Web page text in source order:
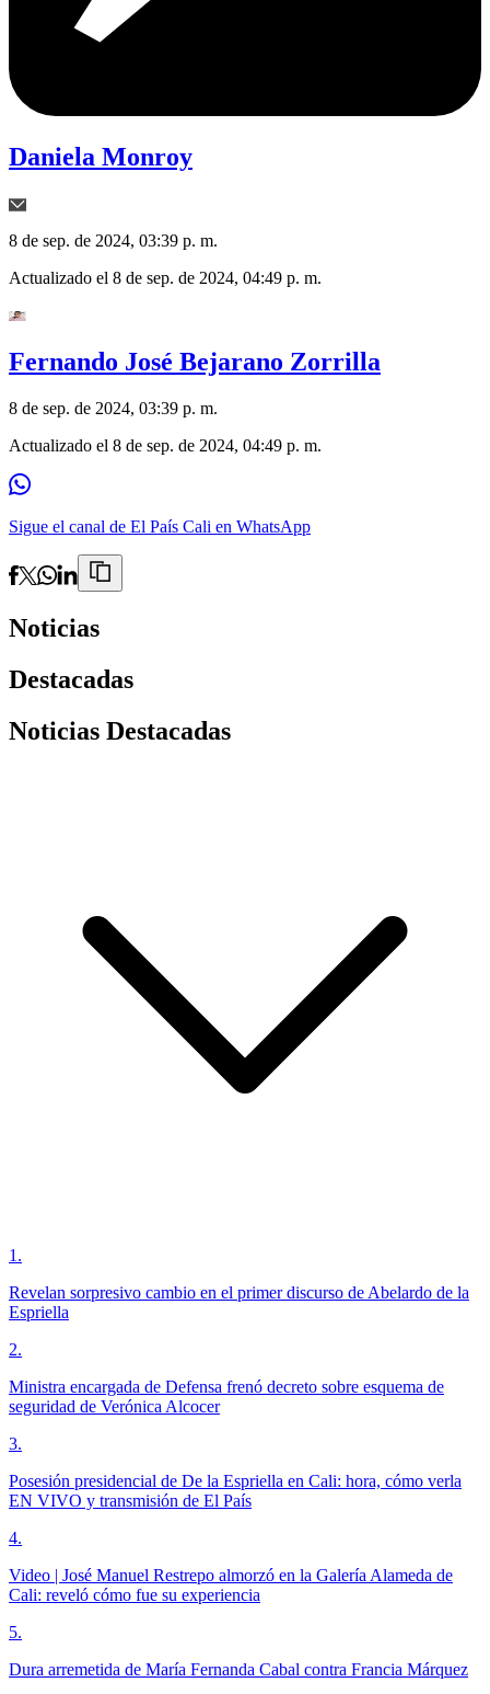
Daniela Monroy
8 de sep. de 2024, 03:39 p. m.
Actualizado el 8 de sep. de 2024, 04:49 p. m.
Fernando José Bejarano Zorrilla
8 de sep. de 2024, 03:39 p. m.
Actualizado el 8 de sep. de 2024, 04:49 p. m.
Sigue el canal de El País Cali en WhatsApp
Noticias
Destacadas
Noticias Destacadas
1 .
Revelan sorpresivo cambio en el primer discurso de Abelardo de la
Espriella
2.
Ministra encargada de Defensa frenó decreto sobre esquema de
seguridad de Verónica Alcocer
3.
Posesión presidencial de De la Espriella en Cali: hora, cómo verla
EN VIVO y transmisión de El País
4.
Video | José Manuel Restrepo almorzó en la Galería Alameda de
Cali: reveló cómo fue su experiencia
5.
Dura arremetida de María Fernanda Cabal contra Francia Márquez